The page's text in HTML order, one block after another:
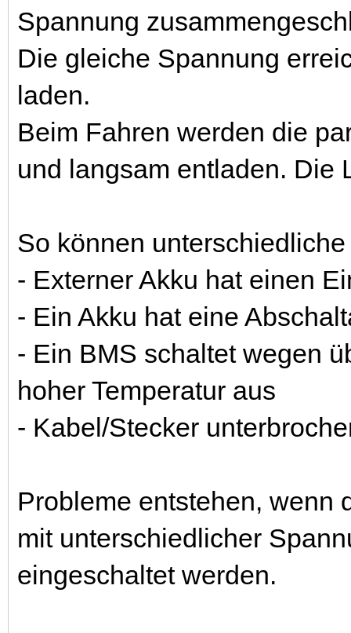
Spannung
Die gleiche Spannung
laden.
Beim Fahren werden die
und langsam entladen. Die
So können
- Externer Akku hat einen
- Ein Akku hat eine
- Ein BMS schaltet wegen
hoher Temperatur aus
- Kabel/Stecker
Probleme entstehen, wenn
mit unterschiedlicher
eingeschaltet werden.